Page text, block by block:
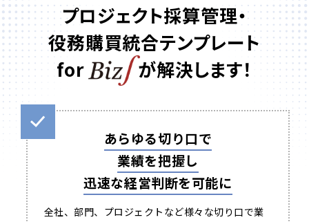
プロジェクト採算管理・
役務購買統合テンプレート
for
が解決します！
あらゆる切り口で
業績を把握し
迅速な経営判断を可能に
全社、部門、プロジェクトなど様々な切り口で業